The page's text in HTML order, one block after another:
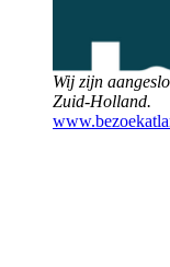
Wij zijn
Zuid-Holland.